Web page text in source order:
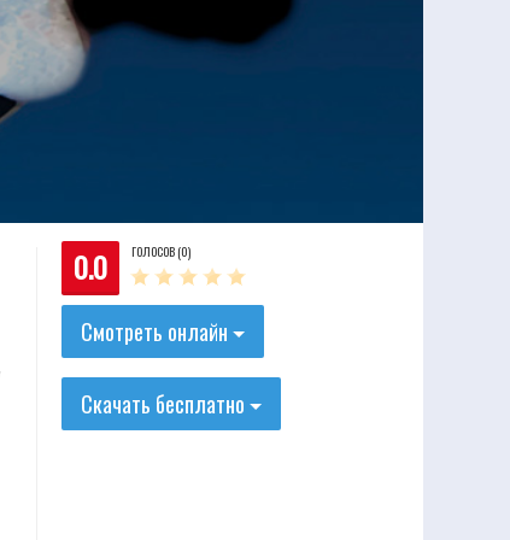
0.0 ГОЛОСОВ (0)
Смотреть онлайн
Скачать бесплатно